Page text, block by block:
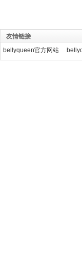
友情链接
bellyqueen官方网站